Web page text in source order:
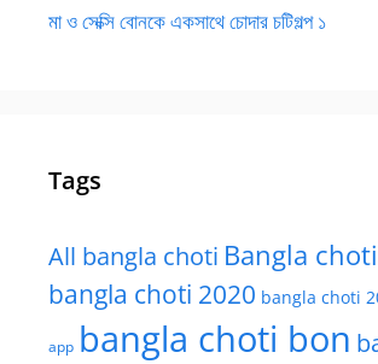
মা ও সেক্সি বোনকে একসাথে চোদার চটিগল্প ১
Tags
All bangla choti Bangla choti
bangla choti 2020 bangla choti
app bangla choti bon